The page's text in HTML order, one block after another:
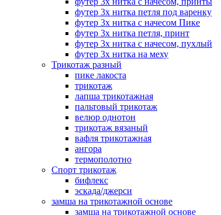
футер 3х нитка петля под варенку
футер 3х нитка с начесом Пике
футер 3х нитка петля, принт
футер 3х нитка с начесом, пухлый
футер 3х нитка на меху
Трикотаж разный
пике лакоста
трикотаж
лапша трикотажная
пальтовый трикотаж
велюр однотон
трикотаж вязаный
вафля трикотажная
ангора
термополотно
Спорт трикотаж
бифлекс
эскада/джерси
замша на трикотажной основе
замша на трикотажной основе